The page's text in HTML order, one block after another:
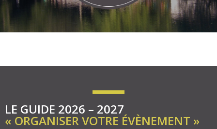
LE GUIDE 2026 – 2027
« ORGANISER VOTRE ÉVÈNEMENT »